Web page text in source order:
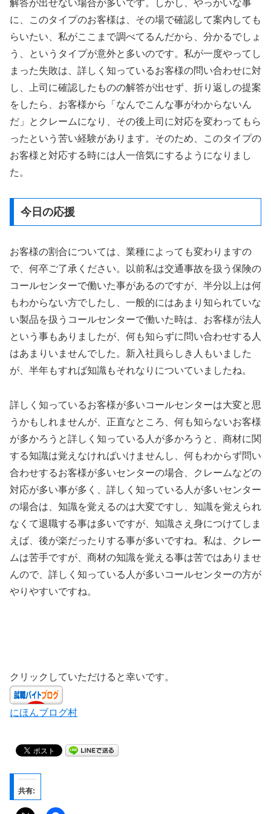
解答が出せない場合が多いです。しかし、やっかいな事
に、このタイプのお客様は、その場で確認して案内しても
らいたい、私がここまで調べてるんだから、分かるでしょ
う、というタイプが意外と多いのです。私が一度やってし
まった失敗は、詳しく知っているお客様の問い合わせに対
し、上司に確認したものの解答が出せず、折り返しの提案
をしたら、お客様から「なんでこんな事がわからないん
だ」とクレームになり、その後上司に対応を変わってもら
ったという苦い経験があります。そのため、このタイプの
お客様と対応する時には人一倍気にするようになりまし
た。
今日の応援
お客様の割合については、業種によっても変わりますの
で、何卒ご了承ください。以前私は交通事故を扱う保険の
コールセンターで働いた事があるのですが、半分以上は何
もわからない方でしたし、一般的にはあまり知られていな
い製品を扱うコールセンターで働いた時は、お客様が法人
という事もありましたが、何も知らずに問い合わせする人
はあまりいませんでした。新入社員らしき人もいました
が、半年もすれば知識もそれなりについていましたね。
詳しく知っているお客様が多いコールセンターは大変と思
うかもしれませんが、正直なところ、何も知らないお客様
が多かろうと詳しく知っている人が多かろうと、商材に関
する知識は覚えなければいけませんし、何もわからず問い
合わせするお客様が多いセンターの場合、クレームなどの
対応が多い事が多く、詳しく知っている人が多いセンター
の場合は、知識を覚えるのは大変ですし、知識を覚えられ
なくて退職する事は多いですが、知識さえ身につけてしま
えば、後が楽だったりする事が多いですね。私は、クレー
ムは苦手ですが、商材の知識を覚える事は苦ではありませ
んので、詳しく知っている人が多いコールセンターの方が
やりやすいですね。
クリックしていただけると幸いです。
にほんブログ村
共有: